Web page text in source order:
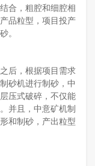
合，粗腔和细腔相
品粒型，项目投产
。
后，根据项目需求
砂机进行制砂，中
压式破碎，不仅能
并且，中意矿机制
和制砂，产出粒型